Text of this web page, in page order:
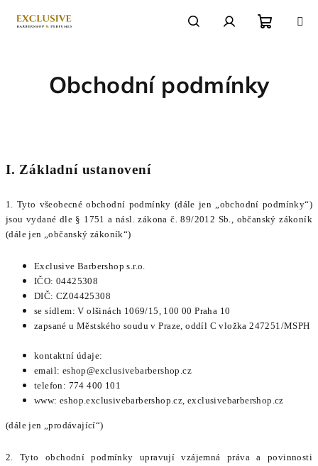
košík
Obchodní podmínky
I. Základní ustanovení
1. Tyto všeobecné obchodní podmínky (dále jen „obchodní podmínky“)
jsou vydané dle § 1751 a násl. zákona č. 89/2012 Sb., občanský zákoník
(dále jen „občanský zákoník“)
Exclusive Barbershop s.r.o.
IČO: 04425308
DIČ: CZ04425308
se sídlem: V olšinách 1069/15, 100 00 Praha 10
zapsané u Městského soudu v Praze, oddíl C vložka 247251/MSPH
kontaktní údaje:
email: eshop@exclusivebarbershop.cz
telefon: 774 400 101
www: eshop.exclusivebarbershop.cz, exclusivebarbershop.cz
(dále jen „prodávající“)
2. Tyto obchodní podmínky upravují vzájemná práva a povinnosti